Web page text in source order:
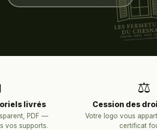
livrés
PDF —
vos supports.
⚖️
Cession des
Votre logo vous
certificat